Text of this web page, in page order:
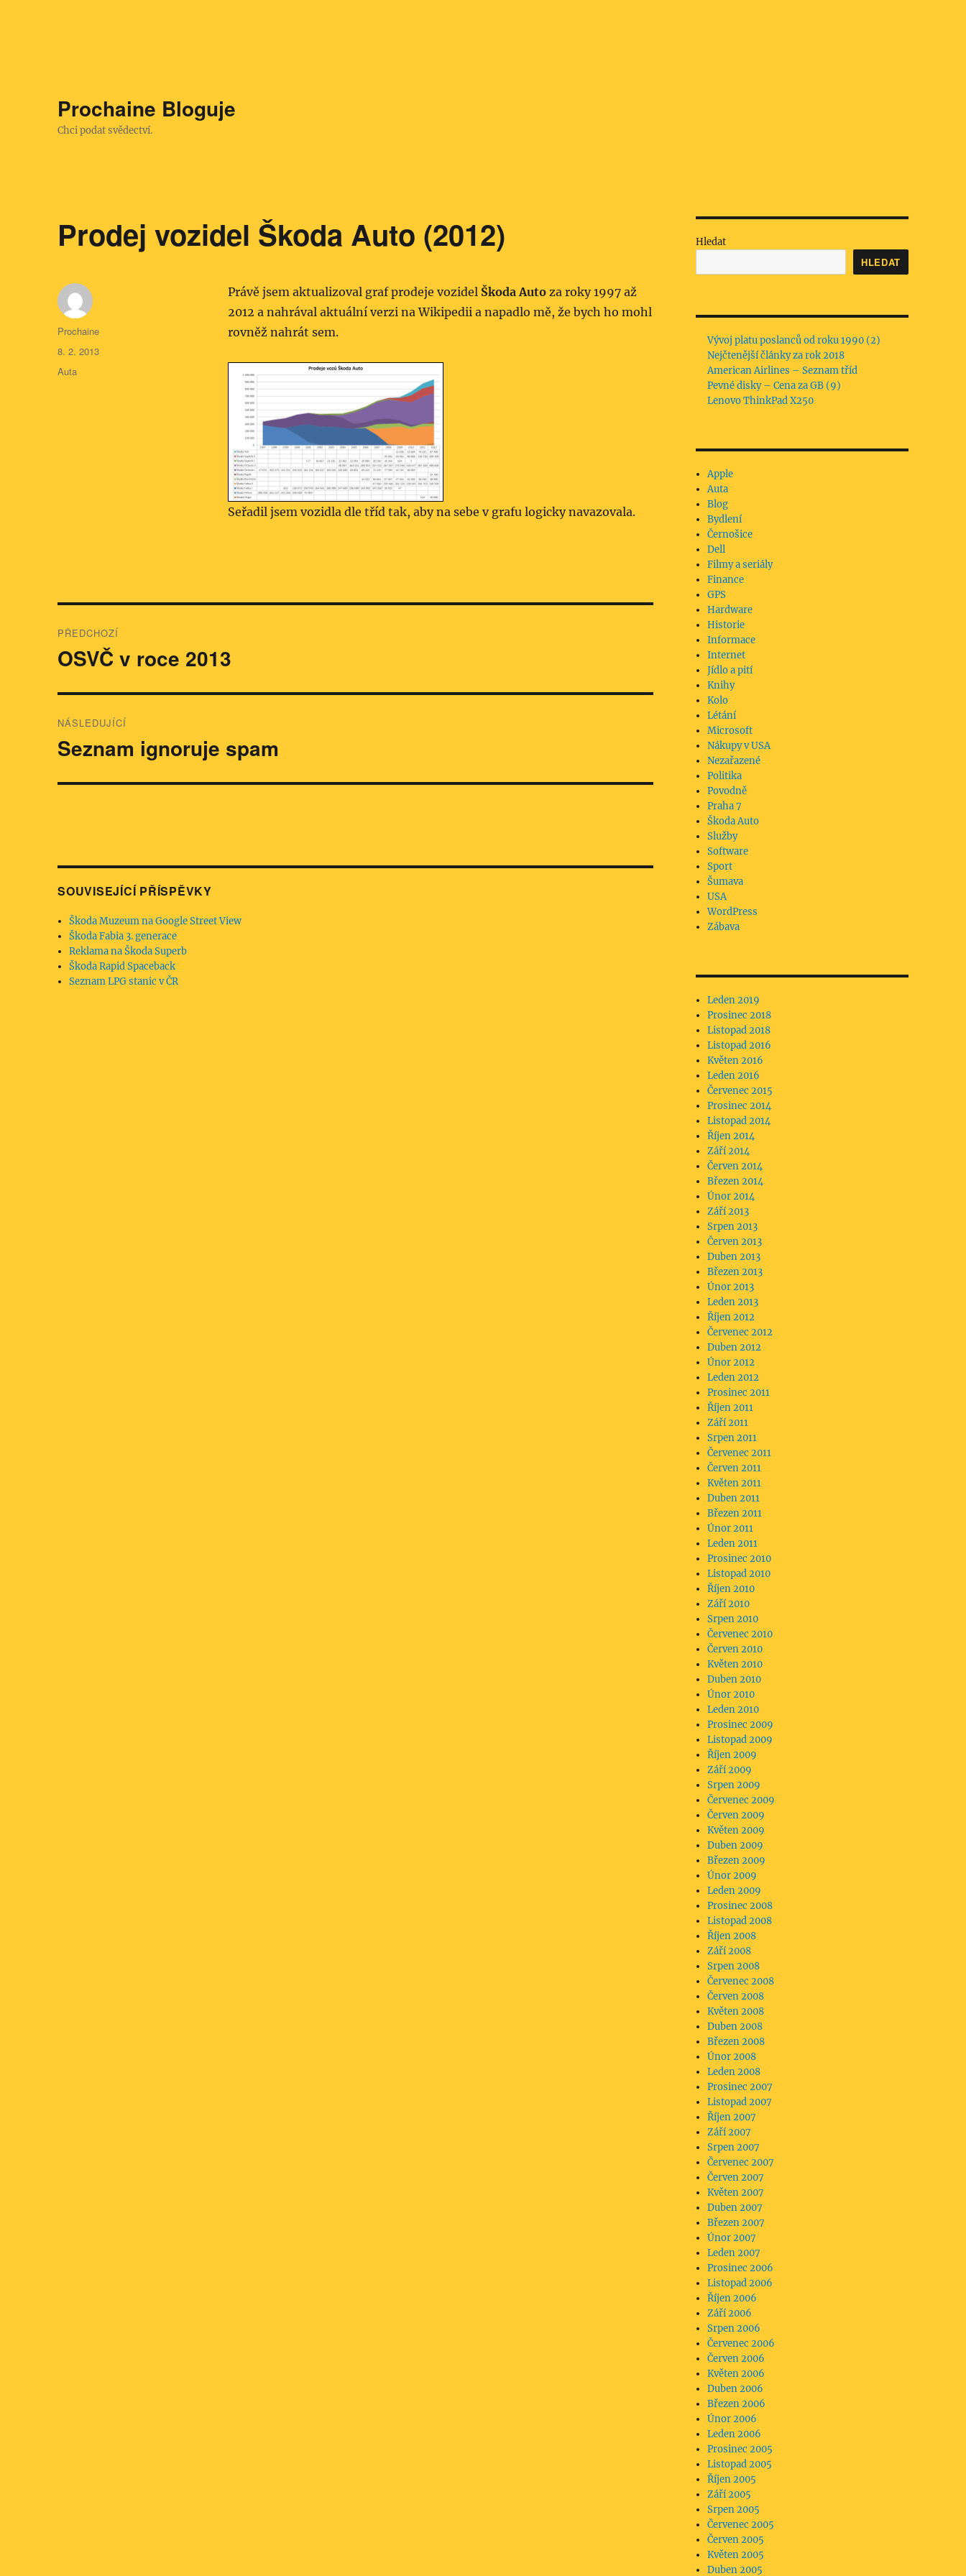
Prochaine Bloguje
Chci podat svědectví.
Prodej vozidel Škoda Auto (2012)
Právě jsem aktualizoval graf prodeje vozidel Škoda Autoza roky 1997 až
2012 a nahrával aktuální verzi na Wikipedii a napadlo mě, že bych ho mohl
rovněž nahrát sem.
Seřadil jsem vozidla dle tříd tak, aby na sebe v grafu logicky navazovala.
Autor:
Prochaine
Publikováno:
8. 2. 2013
Rubriky:
Auta
pro
PŘEDCHOZÍ
Předchozí
OSVČ v roce 2013
NÁSLEDUJÍCÍ
Následující
Seznam ignoruje spam
SOUVISEJÍCÍ PŘÍSPĚVKY
Škoda Muzeum na Google Street View
Škoda Fabia 3. generace
Reklama na Škoda Superb
Škoda Rapid Spaceback
Seznam LPG stanic v ČR
Hledat
HLEDAT
Vývoj platu poslanců od roku 1990 (2)
Nejčtenější články za rok 2018
American Airlines – Seznam tříd
Pevné disky – Cena za GB (9)
Lenovo ThinkPad X250
Apple
Auta
Blog
Bydlení
Černošice
Dell
Filmy a seriály
Finance
GPS
Hardware
Historie
Informace
Internet
Jídlo a pití
Knihy
Kolo
Létání
Microsoft
Nákupy v USA
Nezařazené
Politika
Povodně
Praha 7
Škoda Auto
Služby
Software
Sport
Šumava
USA
WordPress
Zábava
Leden 2019
Prosinec 2018
Listopad 2018
Listopad 2016
Květen 2016
Leden 2016
Červenec 2015
Prosinec 2014
Listopad 2014
Říjen 2014
Září 2014
Červen 2014
Březen 2014
Únor 2014
Září 2013
Srpen 2013
Červen 2013
Duben 2013
Březen 2013
Únor 2013
Leden 2013
Říjen 2012
Červenec 2012
Duben 2012
Únor 2012
Leden 2012
Prosinec 2011
Říjen 2011
Září 2011
Srpen 2011
Červenec 2011
Červen 2011
Květen 2011
Duben 2011
Březen 2011
Únor 2011
Leden 2011
Prosinec 2010
Listopad 2010
Říjen 2010
Září 2010
Srpen 2010
Červenec 2010
Červen 2010
Květen 2010
Duben 2010
Únor 2010
Leden 2010
Prosinec 2009
Listopad 2009
Říjen 2009
Září 2009
Srpen 2009
Červenec 2009
Červen 2009
Květen 2009
Duben 2009
Březen 2009
Únor 2009
Leden 2009
Prosinec 2008
Listopad 2008
Říjen 2008
Září 2008
Srpen 2008
Červenec 2008
Červen 2008
Květen 2008
Duben 2008
Březen 2008
Únor 2008
Leden 2008
Prosinec 2007
Listopad 2007
Říjen 2007
Září 2007
Srpen 2007
Červenec 2007
Červen 2007
Květen 2007
Duben 2007
Březen 2007
Únor 2007
Leden 2007
Prosinec 2006
Listopad 2006
Říjen 2006
Září 2006
Srpen 2006
Červenec 2006
Červen 2006
Květen 2006
Duben 2006
Březen 2006
Únor 2006
Leden 2006
Prosinec 2005
Listopad 2005
Říjen 2005
Září 2005
Srpen 2005
Červenec 2005
Červen 2005
Květen 2005
Duben 2005